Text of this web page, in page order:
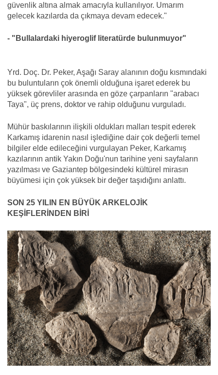
güvenlik altına almak amacıyla kullanılıyor. Umarım
gelecek kazılarda da çıkmaya devam edecek."
- "Bullalardaki hiyeroglif literatürde bulunmuyor"
Yrd. Doç. Dr. Peker, Aşağı Saray alanının doğu kısmındaki
bu buluntuların çok önemli olduğuna işaret ederek bu
yüksek görevliler arasında en göze çarpanların "arabacı
Taya", üç prens, doktor ve rahip olduğunu vurguladı.
Mühür baskılarının ilişkili oldukları malları tespit ederek
Karkamış idarenin nasıl işlediğine dair çok değerli temel
bilgiler elde edileceğini vurgulayan Peker, Karkamış
kazılarının antik Yakın Doğu'nun tarihine yeni sayfaların
yazılması ve Gaziantep bölgesindeki kültürel mirasın
büyümesi için çok yüksek bir değer taşıdığını anlattı.
SON 25 YILIN EN BÜYÜK ARKELOJİK
KEŞİFLERİNDEN BİRİ